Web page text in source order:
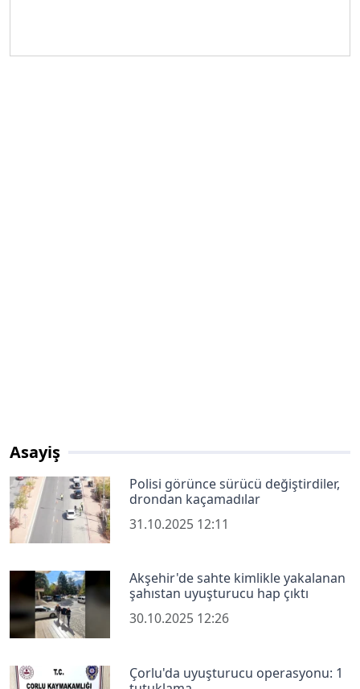
Asayiş
Polisi görünce sürücü değiştirdiler,
drondan kaçamadılar
31.10.2025 12:11
Akşehir'de sahte kimlikle yakalanan
şahıstan uyuşturucu hap çıktı
30.10.2025 12:26
Çorlu'da uyuşturucu operasyonu: 1